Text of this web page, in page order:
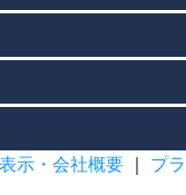
示・会社概要
プラ